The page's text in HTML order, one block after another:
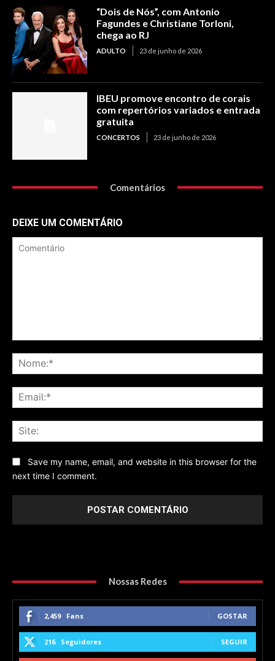
“Dois de Nós”, com Antonio
Fagundes e Christiane Torloni,
chega ao RJ
ADULTO 23 de junho de 2026
IBEU promove encontro de corais
com repertórios variados e entrada
gratuita
CONCERTOS 23 de junho de 2026
Comentários
DEIXE UM COMENTÁRIO
Save my name, email, and website in this browser for the
next time I comment.
Nossas Redes
2,459 Fans GOSTAR
216 Seguidores SEGUIR